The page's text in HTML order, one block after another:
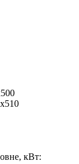
кВт: